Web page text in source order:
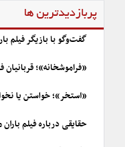
پربازدیدترین ها
گفت‌وگو با بازیگر فیلم
«فراموشخانه»؛
«استخر»؛ خواستن یا
حقایقی درباره فیلم